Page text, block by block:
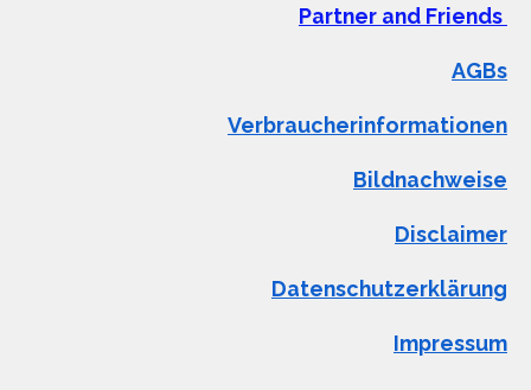
Partner and Friends
AGBs
Verbraucherinformationen
Bildnachweise
Disclaimer
Datenschutzerklärung
Impressum